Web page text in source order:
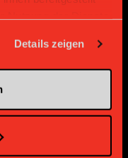
Details zeigen